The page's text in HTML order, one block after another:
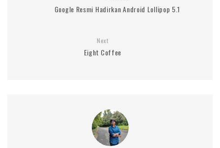
Google Resmi Hadirkan Android Lollipop 5.1
Next
Eight Coffee